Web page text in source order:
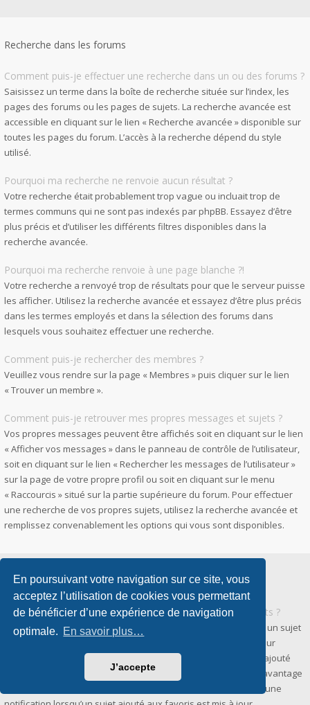
En poursuivant votre navigation sur ce site, vous
acceptez l’utilisation de cookies vous permettant
de bénéficier d’une expérience de navigation
optimale. En savoir plus…
J’accepte
Recherche dans les forums
Comment puis-je effectuer une recherche dans un ou des forums ?
Saisissez un terme dans la boîte de recherche située sur l’index, les
pages des forums ou les pages de sujets. La recherche avancée est
accessible en cliquant sur le lien « Recherche avancée » disponible sur
toutes les pages du forum. L’accès à la recherche dépend du style
utilisé.
Pourquoi ma recherche ne renvoie aucun résultat ?
Votre recherche était probablement trop vague ou incluait trop de
termes communs qui ne sont pas indexés par phpBB. Essayez d’être
plus précis et d’utiliser les différents filtres disponibles dans la
recherche avancée.
Pourquoi ma recherche renvoie à une page blanche ?!
Votre recherche a renvoyé trop de résultats pour que le serveur puisse
les afficher. Utilisez la recherche avancée et essayez d’être plus précis
dans les termes employés et dans la sélection des forums dans
lesquels vous souhaitez effectuer une recherche.
Comment puis-je rechercher des membres ?
Veuillez vous rendre sur la page « Membres » puis cliquer sur le lien
« Trouver un membre ».
Comment puis-je retrouver mes propres messages et sujets ?
Vos propres messages peuvent être affichés soit en cliquant sur le lien
« Afficher vos messages » dans le panneau de contrôle de l’utilisateur,
soit en cliquant sur le lien « Rechercher les messages de l’utilisateur »
sur la page de votre propre profil ou soit en cliquant sur le menu
« Raccourcis » situé sur la partie supérieure du forum. Pour effectuer
une recherche de vos propres sujets, utilisez la recherche avancée et
remplissez convenablement les options qui vous sont disponibles.
Favoris et abonnements
Quelle est la différence entre les favoris et les abonnements ?
Dans phpBB 3.0, la fonctionnalité qui vous permettait d’ajouter un sujet
aux favoris était similaire à celle présente dans votre navigateur
internet. Vous ne receviez aucune notification lorsqu’un sujet ajouté
aux favoris était mis à jour. Dans phpBB 3.2, les favoris sont davantage
similaires aux abonnements. Vous pouvez à présent recevoir une